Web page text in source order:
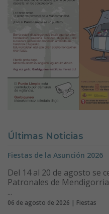
Últimas Noticias
Fiestas de la Asunción 2026
Del 14 al 20 de agosto se
Patronales de
...
06 de agosto de 2026 | Fiestas